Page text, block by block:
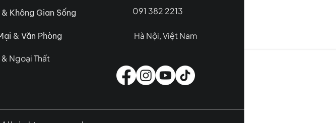
Không Gian Sống
& Văn Phòng
& Ngoại Thất
Hà Nội, Việt Nam
091 382 2213